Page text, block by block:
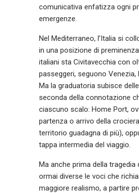
comunicativa enfatizza ogni
emergenze.
Nel Mediterraneo, l’Italia si
in una posizione di
italiani sta Civitavecchia con
passeggeri, seguono Venezia,
Ma la graduatoria subisce
seconda della connotazione
ciascuno scalo: Home Port,
partenza o arrivo della
territorio guadagna di più),
tappa intermedia del viaggio.
Ma anche prima della tragedia
ormai diverse le voci che
maggiore realismo, a partire